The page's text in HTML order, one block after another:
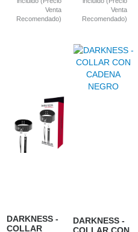
Venta
Recomendado)
Venta
Recomendado)
DARKNESS -
COLLAR
DARKNESS -
COLLAR CON